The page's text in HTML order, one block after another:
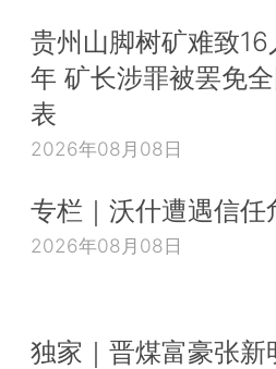
贵州山脚树矿难致16
年 矿长涉罪被罢免
表
2026年08月08日
专栏｜沃什遭遇信任
2026年08月08日
独家｜晋煤富豪张新